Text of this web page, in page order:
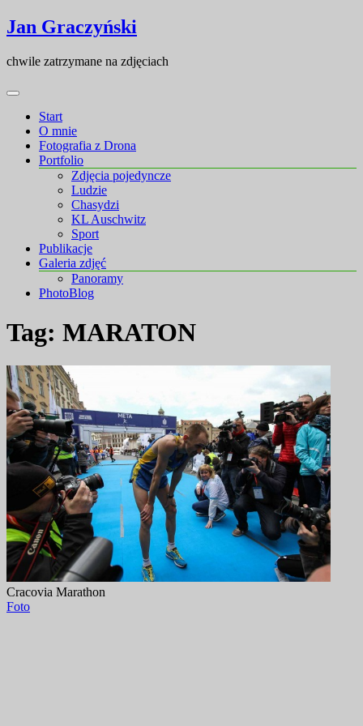
Skip
to
Skip
to
Jan Graczyński
chwile zatrzymane na zdjęciach
Start
O mnie
Fotografia z Drona
Portfolio
Zdjęcia pojedyncze
Ludzie
Chasydzi
KL Auschwitz
Sport
Publikacje
Galeria zdjęć
Panoramy
PhotoBlog
Tag: MARATON
Cracovia Marathon
Foto